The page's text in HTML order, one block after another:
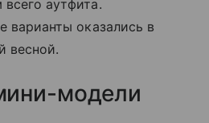
аутфита.
варианты оказались в
весной.
модели